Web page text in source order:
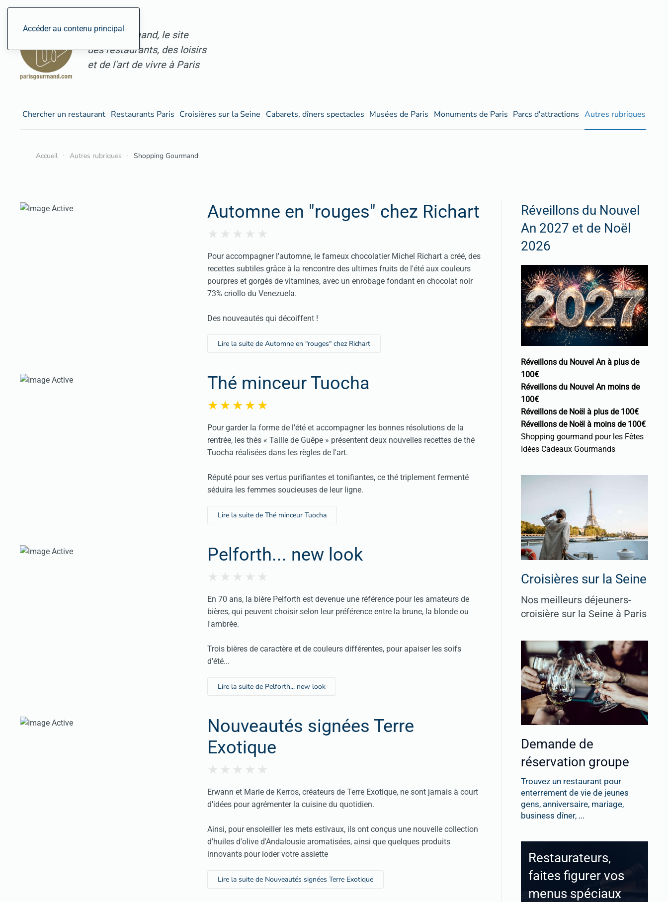
Accéder au contenu principal
ParisGourmand, le site
des restaurants, des loisirs
et de l'art de vivre à Paris
Chercher un restaurant Restaurants Paris Croisières sur la Seine Cabarets, dîners spectacles Musées de Paris Monuments de Paris Parcs d'attractions Autres rubriques
Accueil Autres rubriques Shopping Gourmand
Automne en "rouges" chez Richart
Pour accompagner l'automne, le fameux chocolatier Michel Richart a créé, des
recettes subtiles grâce à la rencontre des ultimes fruits de l'été aux couleurs
pourpres et gorgés de vitamines, avec un enrobage fondant en chocolat noir
73% criollo du Venezuela.
Des nouveautés qui décoiffent !
Lire la suite de Automne en "rouges" chez Richart
Thé minceur Tuocha
Pour garder la forme de l'été et accompagner les bonnes résolutions de la
rentrée, les thés « Taille de Guêpe » présentent deux nouvelles recettes de thé
Tuocha réalisées dans les règles de l'art.
Réputé pour ses vertus purifiantes et tonifiantes, ce thé triplement fermenté
séduira les femmes soucieuses de leur ligne.
Lire la suite de Thé minceur Tuocha
Pelforth... new look
En 70 ans, la bière Pelforth est devenue une référence pour les amateurs de
bières, qui peuvent choisir selon leur préférence entre la brune, la blonde ou
l'ambrée.
Trois bières de caractère et de couleurs différentes, pour apaiser les soifs
d'été...
Lire la suite de Pelforth... new look
Nouveautés signées Terre
Exotique
Erwann et Marie de Kerros, créateurs de Terre Exotique, ne sont jamais à court
d'idées pour agrémenter la cuisine du quotidien.
Ainsi, pour ensoleiller les mets estivaux, ils ont conçus une nouvelle collection
d'huiles d'olive d'Andalousie aromatisées, ainsi que quelques produits
innovants pour ioder votre assiette
Lire la suite de Nouveautés signées Terre Exotique
Réveillons du Nouvel
An 2027 et de Noël
2026
Réveillons du Nouvel An à plus de
100€
Réveillons du Nouvel An moins de
100€
Réveillons de Noël à plus de 100€
Réveillons de Noël à moins de 100€
Shopping gourmand pour les Fêtes
Idées Cadeaux Gourmands
Croisières sur la Seine
Nos meilleurs déjeuners-
croisière sur la Seine à Paris
Demande de
réservation groupe
Trouvez un restaurant pour
enterrement de vie de jeunes
gens, anniversaire, mariage,
business dîner, ...
Restaurateurs,
faites figurer vos
menus spéciaux